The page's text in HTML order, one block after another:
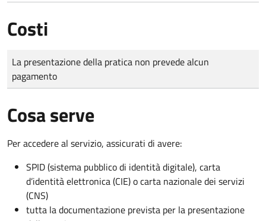
Costi
Tipo di pagamento
Importo
La presentazione della pratica non prevede alcun
pagamento
Cosa serve
Per accedere al servizio, assicurati di avere:
SPID (sistema pubblico di identità digitale), carta
d’identità elettronica (CIE) o carta nazionale dei servizi
(CNS)
tutta la documentazione prevista per la presentazione